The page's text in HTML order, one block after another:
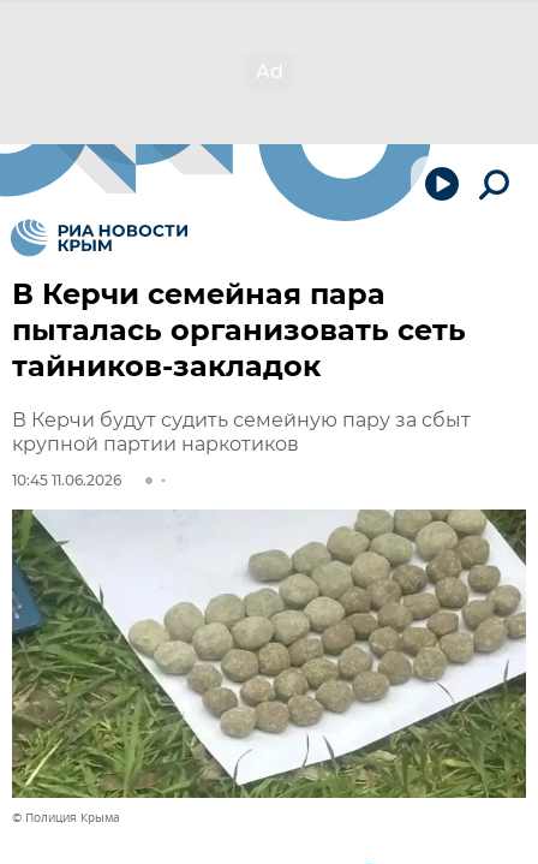
В Керчи семейная пара
пыталась организовать сеть
тайников-закладок
В Керчи будут судить семейную пару за сбыт
крупной партии наркотиков
10:45 11.06.2026
© Полиция Крыма